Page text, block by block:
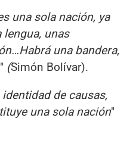
una sola nación, ya
lengua, unas
una bandera,
" (Simón Bolívar).
de causas,
una sola nación"